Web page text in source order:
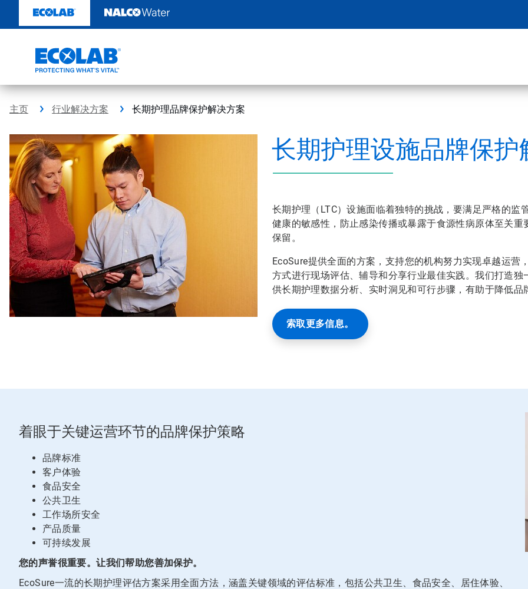
至
主页 行业解决方案 长期护理品牌保护解决方案
长期护理设施品牌保护
长期护理（LTC）设施面临着独特的挑战，要满足严格的
健康的敏感性，防止感染传播或暴露于食源性病原体至关
保留。
EcoSure提供全面的方案，支持您的机构努力实现卓越运
方式进行现场评估、辅导和分享行业最佳实践。我们打造
供长期护理数据分析、实时洞见和可行步骤，有助于降低
索取更多信息。
着眼于关键运营环节的品牌保护策略
品牌标准
客户体验
食品安全
公共卫生
工作场所安全
产品质量
可持续发展
您的声誉很重要。让我们帮助您善加保护。
EcoSure一流的长期护理评估方案采用全面方法，涵盖关键领域的评估标准，包括公共卫生、食品安全、居住体验、